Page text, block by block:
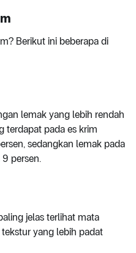
Berikut ini beberapa di
lemak yang lebih rendah
terdapat pada es krim
sedangkan lemak pada
persen.
jelas terlihat mata
yang lebih padat